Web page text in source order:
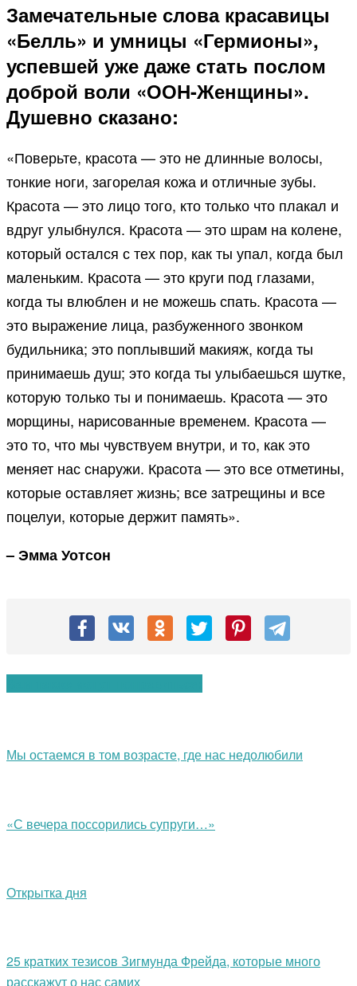
Замечательные слова красавицы
«Белль» и умницы «Гермионы»,
успевшей уже даже стать послом
доброй воли «ООН-Женщины».
Душевно сказано:
«Поверьте, красота — это не длинные волосы,
тонкие ноги, загорелая кожа и отличные зубы.
Красота — это лицо того, кто только что плакал и
вдруг улыбнулся. Красота — это шрам на колене,
который остался с тех пор, как ты упал, когда был
маленьким. Красота — это круги под глазами,
когда ты влюблен и не можешь спать. Красота —
это выражение лица, разбуженного звонком
будильника; это поплывший макияж, когда ты
принимаешь душ; это когда ты улыбаешься шутке,
которую только ты и понимаешь. Красота — это
морщины, нарисованные временем. Красота —
это то, что мы чувствуем внутри, и то, как это
меняет нас снаружи. Красота — это все отметины,
которые оставляет жизнь; все затрещины и все
поцелуи, которые держит память».
– Эмма Уотсон
Мы остаемся в том возрасте, где нас недолюбили
«С вечера поссорились супруги…»
Открытка дня
25 кратких тезисов Зигмунда Фрейда, которые много
расскажут о нас самих